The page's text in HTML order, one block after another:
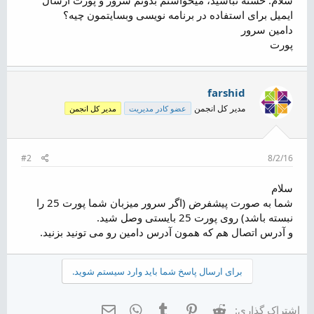
ض
و
ع
ایمیل برای استفاده در برنامه نویسی وبسایتمون چیه؟
دامین سرور
پورت
farshid
مدیر کل انجمن عضو کادر مدیریت مدیر کل انجمن
8/2/16
#2
سلام
شما به صورت پیشفرض (اگر سرور میزبان شما پورت 25 را
نبسته باشد) روی پورت 25 بایستی وصل شید.
و آدرس اتصال هم که همون آدرس دامین رو می تونید بزنید.
برای ارسال پاسخ شما باید وارد سیستم شوید.
اشتراک گذاری: Reddit
Pinterest
Tumblr
WhatsApp